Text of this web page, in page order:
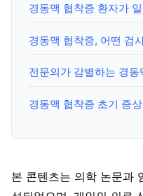
경동맥 협착증 환자가
경동맥 협착증, 어떤 검
전문의가 감별하는 경
경동맥 협착증 초기 증
본 콘텐츠는 의학 논문과